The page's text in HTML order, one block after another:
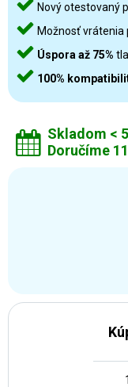
Nový otestovaný
Možnosť
Úspora až 75%
100%
Skladom <
Doručíme